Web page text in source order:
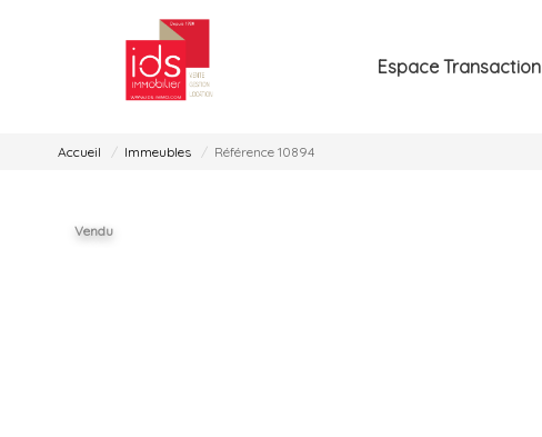
Espace Transaction
Accueil Immeubles Référence 10894
Vendu